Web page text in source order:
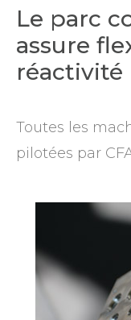
Le parc
assure
réactivité
Toutes les
pilotées par